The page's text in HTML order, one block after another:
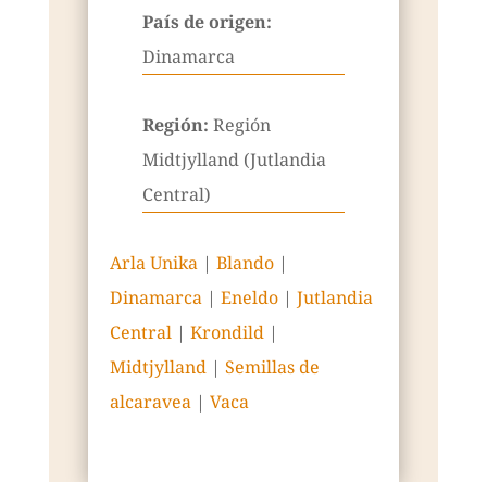
País de origen:
Dinamarca
Región: Región
Midtjylland (Jutlandia
Central)
Arla Unika| Blando|
Dinamarca| Eneldo| Jutlandia
Central| Krondild|
Midtjylland| Semillas de
alcaravea| Vaca